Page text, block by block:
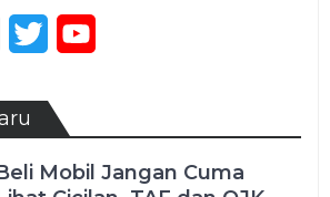
TikTok Twitter
Mobil Jangan Cuma